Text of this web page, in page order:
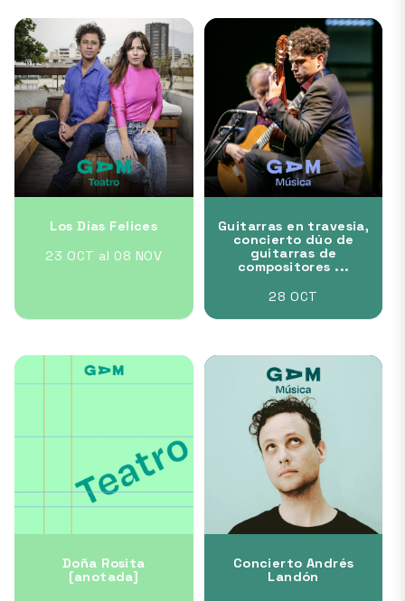
Los Días Felices
23 OCT al 08 NOV
Guitarras en travesia,
concierto dúo de
guitarras de
compositores ...
28 OCT
Doña Rosita
[anotada]
Concierto Andrés
Landón